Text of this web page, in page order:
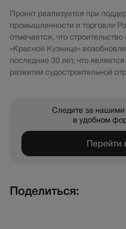
Проект реализуется при
промышленности и торговли
отмечается, что
«Красной Кузнице»
последние 30 лет, что
развитии судостроительной
Следите за нашими
в удобном
Перейти
Поделиться: